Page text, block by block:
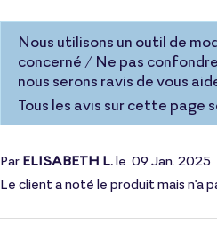
Nous utilisons un outil de
concerné / Ne pas
nous serons ravis de vous
Tous les avis sur cette page
Par ELISABETH L.le 09 Jan. 2025
Le client a noté le produit mais n'a